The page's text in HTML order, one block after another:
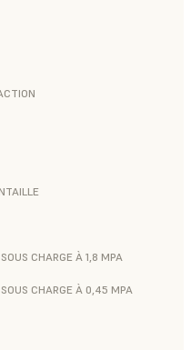
CHARGE À 1,8 MPA
CHARGE À 0,45 MPA